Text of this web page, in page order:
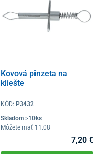
Kovová pinzeta na
kliešte
KÓD: P3432
Skladom >10ks
Môžete mať 11.08
7,20 €